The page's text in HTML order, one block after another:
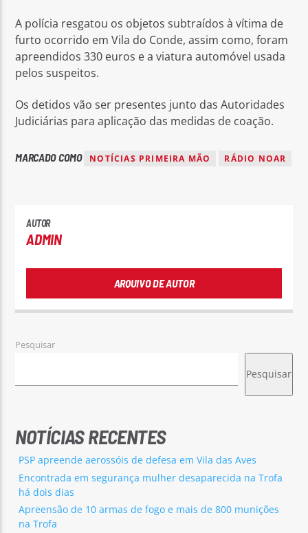
A polícia resgatou os objetos subtraídos à vítima de
furto ocorrido em Vila do Conde, assim como, foram
apreendidos 330 euros e a viatura automóvel usada
pelos suspeitos.
Os detidos vão ser presentes junto das Autoridades
Judiciárias para aplicação das medidas de coação.
MARCADO COMO NOTÍCIAS PRIMEIRA MÃO RÁDIO NOAR
AUTOR
ADMIN
ARQUIVO DE AUTOR
Pesquisar
Pesquisar
NOTÍCIAS RECENTES
PSP apreende aerossóis de defesa em Vila das Aves
Encontrada em segurança mulher desaparecida na Trofa
há dois dias
Apreensão de 10 armas de fogo e mais de 800 munições
na Trofa